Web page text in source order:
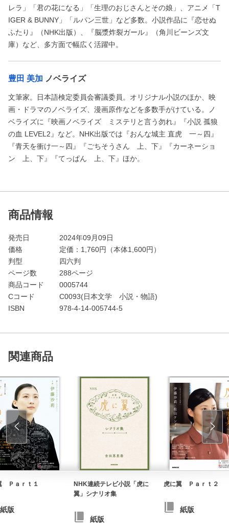
レラ」「君の花になる」「生理のおじさんとその娘」、アニメ「T
IGER & BUNNY」「ルパン三世」など多数。小説作品に『恋せぬ
ふたり』（NHK出版）、『脳漿炸裂ガール』（角川ビーンズ文
庫）など、多方面で幅広く活躍中。
豊田 美加 ノベライズ
文筆家。日本語検定委員会審議委員。オリジナル小説のほか、映
画・ドラマのノベライズ、漫画原作などを多数手がけている。ノ
ベライズに『映画ノベライズ ミステリと言う勿れ』『小説 孤狼
の血 LEVEL2』など。NHK出版では『おんな城主 直虎 一～四』
『青天を衝け一～四』『ごちそうさん 上、下』『カーネーショ
ン 上、下』『てっぱん 上、下』ほか。
商品情報
発売日
2024年09月09日
価格
定価： 1,760円（本体1,600円）
判型
四六判
ページ数
288ページ
商品コード
0005744
Cコード
C0093(日本文学 小説・物語)
ISBN
978-4-14-005744-5
関連商品
Ｐａｒｔ１
紙版
NHK連続テレビ小説「虎に
翼」シナリオ集
紙版
虎に翼 Ｐａｒｔ２
紙版